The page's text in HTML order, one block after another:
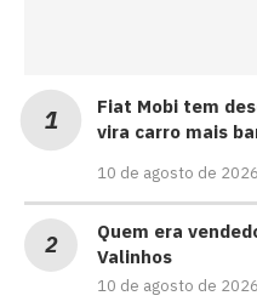
Fiat Mobi tem
vira carro mais
10 de agosto de 2026
Quem era
Valinhos
10 de agosto de 2026